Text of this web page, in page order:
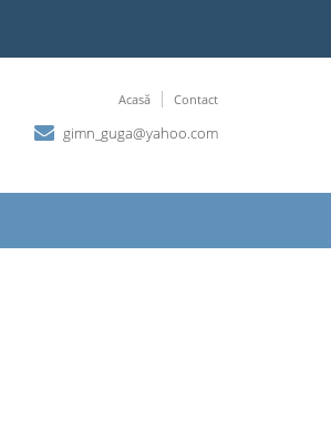
Acasă Contact
gimn_guga@yahoo.com